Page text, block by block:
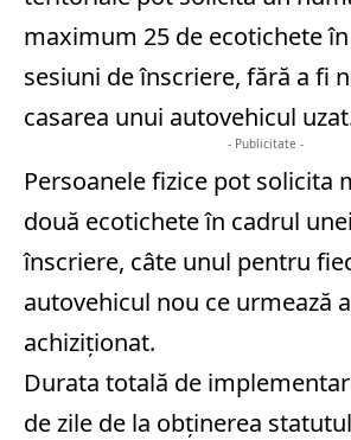
maximum 25 de ecotichete
sesiuni de înscriere, fără a fi
casarea unui autovehicul
- Publicitate -
Persoanele fizice pot solicita
două ecotichete în cadrul
înscriere, câte unul pentru
autovehicul nou ce urmează
achiziționat.
Durata totală de
de zile de la obținerea